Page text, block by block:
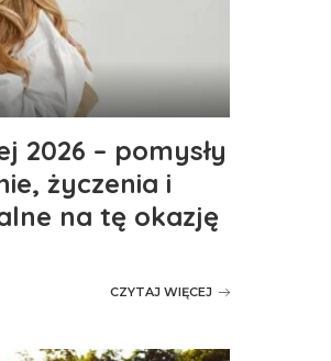
2026 – pomysły
życzenia i
na tę okazję
CZYTAJ WIĘCEJ